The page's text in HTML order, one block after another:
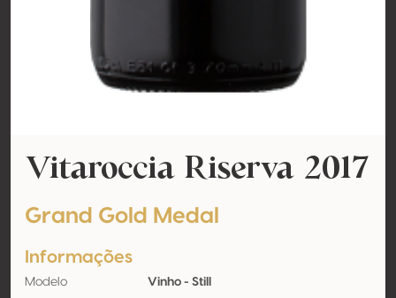
Vitaroccia Riserva 2017
Grand Gold Medal
Informações
Modelo Vinho - Still